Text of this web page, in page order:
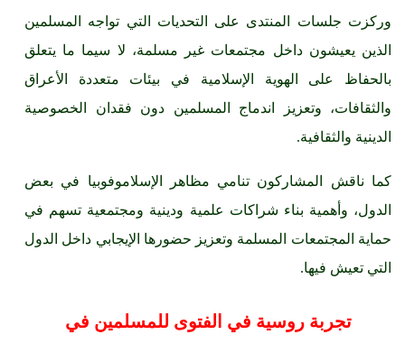
وركزت جلسات المنتدى على التحديات التي تواجه المسلمين
الذين يعيشون داخل مجتمعات غير مسلمة، لا سيما ما يتعلق
بالحفاظ على الهوية الإسلامية في بيئات متعددة الأعراق
والثقافات، وتعزيز اندماج المسلمين دون فقدان الخصوصية
الدينية والثقافية.
كما ناقش المشاركون تنامي مظاهر الإسلاموفوبيا في بعض
الدول، وأهمية بناء شراكات علمية ودينية ومجتمعية تسهم في
حماية المجتمعات المسلمة وتعزيز حضورها الإيجابي داخل الدول
التي تعيش فيها.
تجربة روسية في الفتوى للمسلمين في